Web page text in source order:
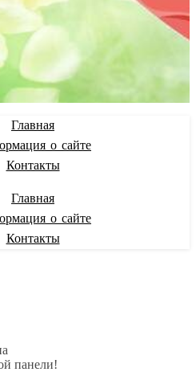
Главная
о сайте
Контакты
Главная
о сайте
Контакты
панели!